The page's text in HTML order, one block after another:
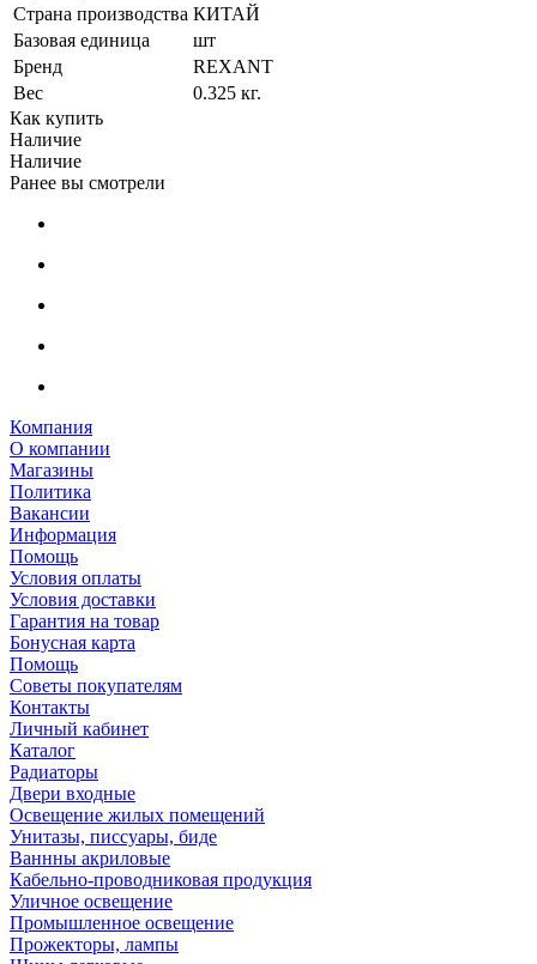
Страна производства КИТАЙ
Базовая единица
шт
Бренд
REXANT
Вес
0.325 кг.
Как купить
Наличие
Наличие
Ранее вы смотрели
Компания
О компании
Магазины
Политика
Вакансии
Информация
Помощь
Условия оплаты
Условия доставки
Гарантия на товар
Бонусная карта
Помощь
Советы покупателям
Контакты
Личный кабинет
Каталог
Радиаторы
Двери входные
Освещение жилых помещений
Унитазы, писсуары, биде
Ваннны акриловые
Кабельно-проводниковая продукция
Уличное освещение
Промышленное освещение
Прожекторы, лампы